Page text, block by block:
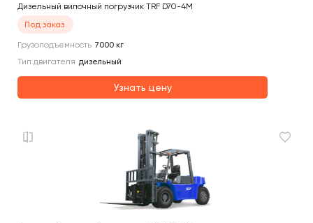
Дизельный вилочный погрузчик TRF D70-4M
Под заказ
Грузоподъемность 7000 кг
Тип двигателя дизельный
Узнать цену